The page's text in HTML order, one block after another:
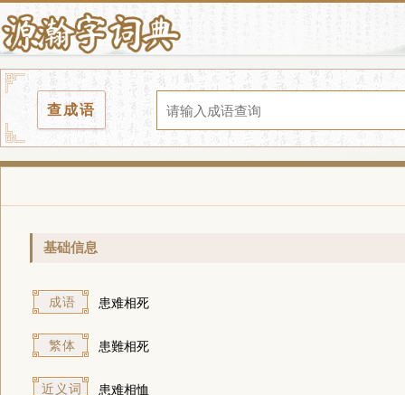
查成语
基础信息
成语 患难相死
繁体 患難相死
近义词 患难相恤